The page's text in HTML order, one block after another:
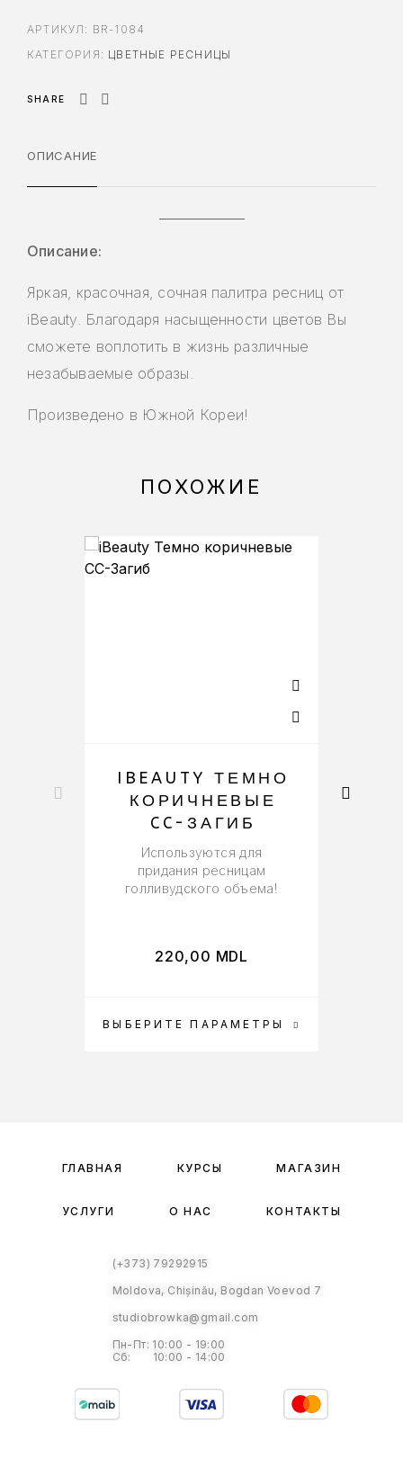
АРТИКУЛ: BR-1084
КАТЕГОРИЯ: ЦВЕТНЫЕ РЕСНИЦЫ
SHARE
ОПИСАНИЕ
Описание:
Яркая, красочная, сочная палитра ресниц от
iBeauty. Благодаря насыщенности цветов Вы
сможете воплотить в жизнь различные
незабываемые образы.
Произведено в Южной Кореи!
ПОХОЖИЕ
ВЫБЕРИТЕ ПАРАМЕТРЫ
IBEAUTY ТЕМНО
КОРИЧНЕВЫЕ
CC-ЗАГИБ
Используются для
придания ресницам
голливудского объема!
220,00 MDL
ГЛАВНАЯ КУРСЫ МАГАЗИН
УСЛУГИ О НАС КОНТАКТЫ
(+373) 79292915
Moldova, Chișinău, Bogdan Voevod 7
studiobrowka@gmail.com
Пн-Пт: 10:00 - 19:00
Сб: 10:00 - 14:00